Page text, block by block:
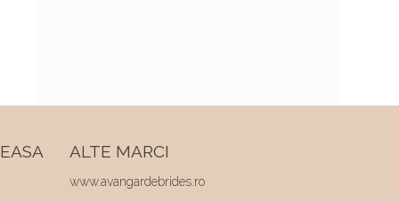
ALTE MARCI
www.avangardebrides.ro